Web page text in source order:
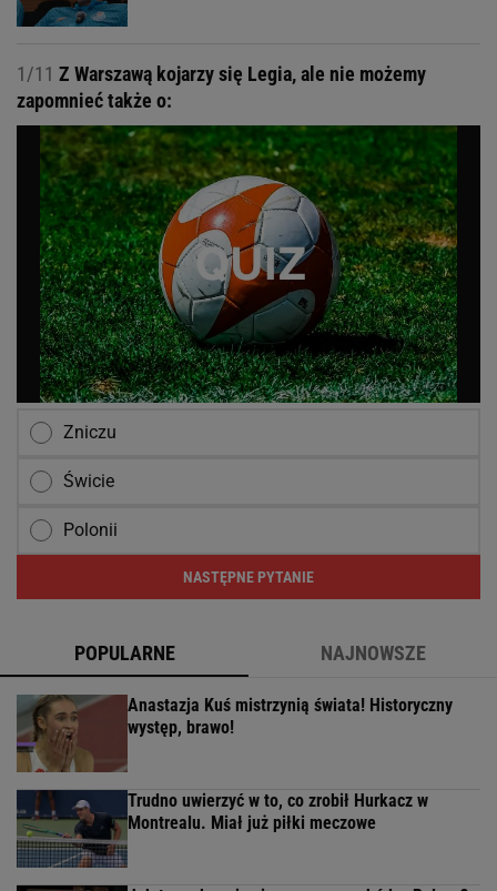
1/11 Z Warszawą kojarzy się Legia, ale nie możemy
zapomnieć także o:
Zniczu
Świcie
Polonii
NASTĘPNE PYTANIE
POPULARNE NAJNOWSZE
Anastazja Kuś mistrzynią świata! Historyczny
występ, brawo!
Trudno uwierzyć w to, co zrobił Hurkacz w
Montrealu. Miał już piłki meczowe